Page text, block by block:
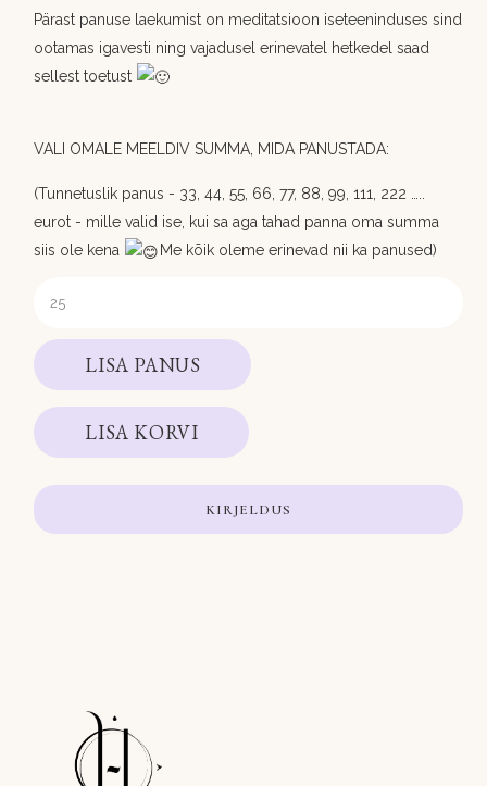
Pärast panuse laekumist on meditatsioon iseteeninduses sind
ootamas igavesti ning vajadusel erinevatel hetkedel saad
sellest toetust
VALI OMALE MEELDIV SUMMA, MIDA PANUSTADA:
(Tunnetuslik panus - 33, 44, 55, 66, 77, 88, 99, 111, 222 …..
eurot - mille valid ise, kui sa aga tahad panna oma summa
siis ole kena
Me kõik oleme erinevad nii ka panused)
LISA PANUS
LISA KORVI
KIRJELDUS